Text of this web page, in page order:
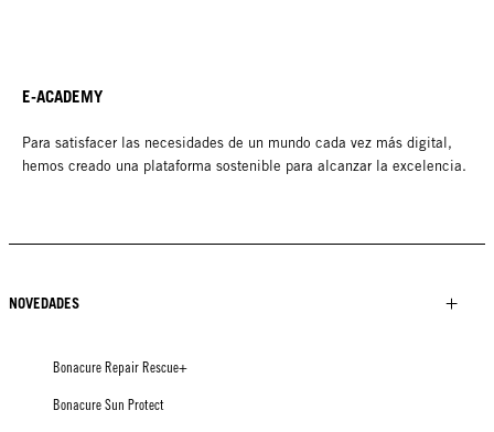
E-ACADEMY
Para satisfacer las necesidades de un mundo cada vez más digital,
hemos creado una plataforma sostenible para alcanzar la excelencia.
NOVEDADES
Bonacure Repair Rescue+
Bonacure Sun Protect